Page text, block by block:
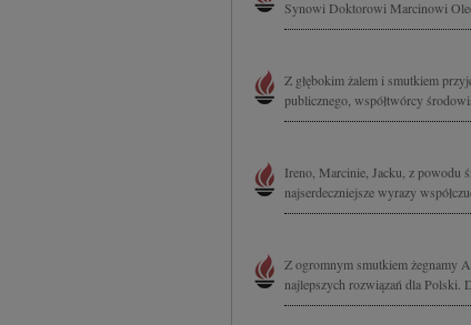
Synowi Doktorowi Marcinowi
Z głębokim żalem i smutkiem
publicznego, współtwórcy
Ireno, Marcinie, Jacku, z powodu
najserdeczniejsze wyrazy
Z ogromnym smutkiem żegnamy
najlepszych rozwiązań dla Polski.